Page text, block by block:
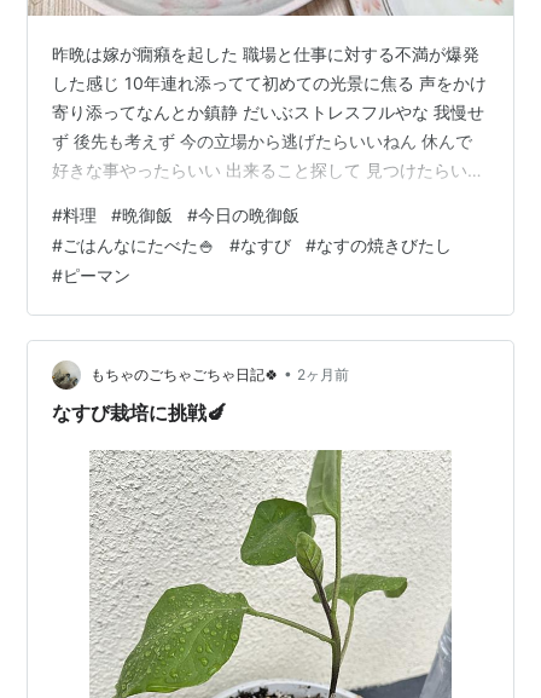
昨晩は嫁が癇癪を起した 職場と仕事に対する不満が爆発
した感じ 10年連れ添ってて初めての光景に焦る 声をかけ
寄り添ってなんとか鎮静 だいぶストレスフルやな 我慢せ
ず 後先も考えず 今の立場から逃げたらいいねん 休んで
好きな事やったらいい 出来ること探して 見つけたらいい
💡 そんな今日の晩御飯は野菜飯🍆🫑🥕 ナスの焼きびた
し・ピーマンとエリンギ炒め・にんじんしりしり・ご
飯。 いただきます👏 チンジャオロースっぽい見た目な炒
め物🍳 嫁も「チンジャオロースや！」って期待させたけ
ど、すまんな！ただの炒め物だ。 にんにく・オイスター
ソース・ナン…
#料理 #晩御飯 #今日の晩御飯
#ごはんなにたべた🍚 #なすび #なすの焼きびたし
#ピーマン
もちゃのごちゃごちゃ日記🍀 • 2ヶ月前
なすび栽培に挑戦🍆